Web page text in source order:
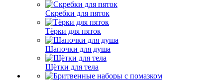
Скребки для пяток
Тёрки для пяток
Шапочки для душа
Щётки для тела